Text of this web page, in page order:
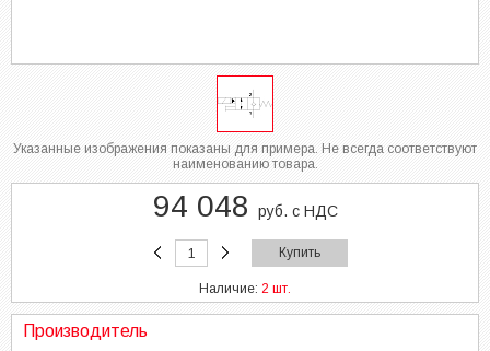
Указанные изображения показаны для примера. Не всегда соответствуют
наименованию товара.
94 048 руб. с НДС
Купить
Наличие: 2 шт.
Производитель